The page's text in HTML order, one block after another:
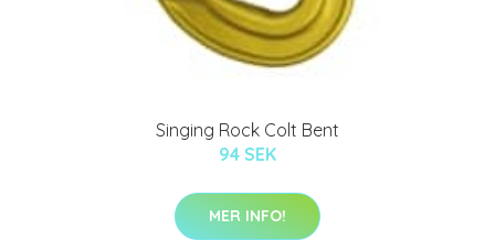
Singing Rock Colt Bent
94 SEK
MER INFO!